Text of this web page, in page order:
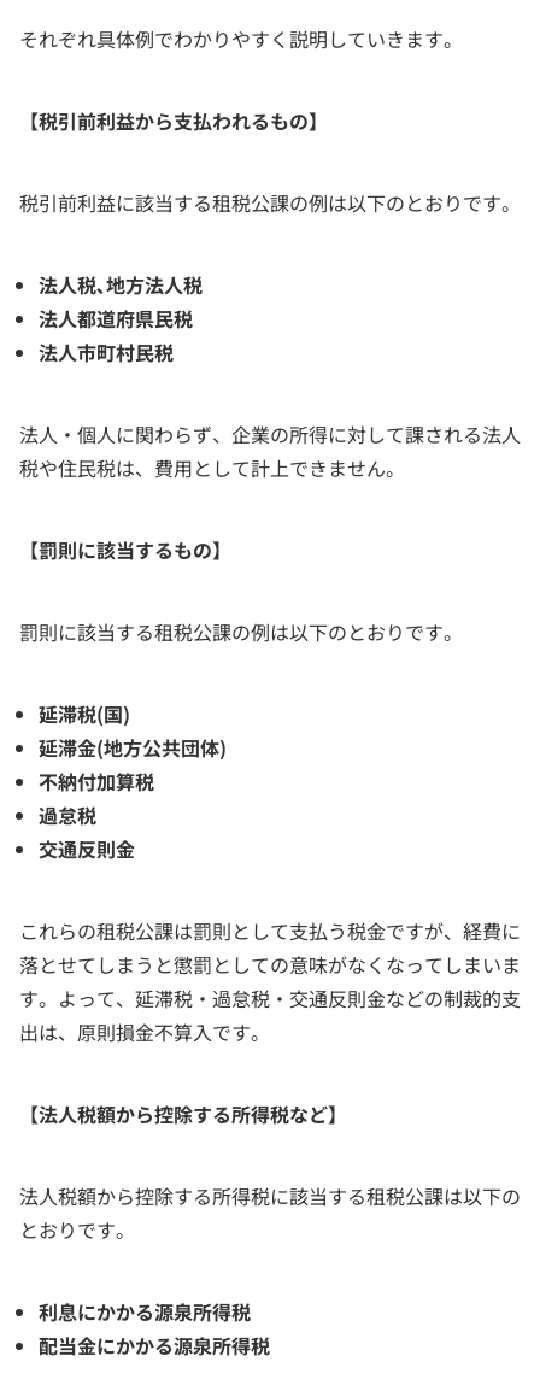
それぞれ具体例でわかりやすく説明していきます。
【税引前利益から支払われるもの】
税引前利益に該当する租税公課の例は以下のとおりです。
法人税､地方法人税
法人都道府県民税
法人市町村民税
法人・個人に関わらず、企業の所得に対して課される法人
税や住民税は、費用として計上できません。
【罰則に該当するもの】
罰則に該当する租税公課の例は以下のとおりです。
延滞税(国)
延滞金(地方公共団体)
不納付加算税
過怠税
交通反則金
これらの租税公課は罰則として支払う税金ですが、経費に
落とせてしまうと懲罰としての意味がなくなってしまいま
す。よって、延滞税・過怠税・交通反則金などの制裁的支
出は、原則損金不算入です。
【法人税額から控除する所得税など】
法人税額から控除する所得税に該当する租税公課は以下の
とおりです。
利息にかかる源泉所得税
配当金にかかる源泉所得税